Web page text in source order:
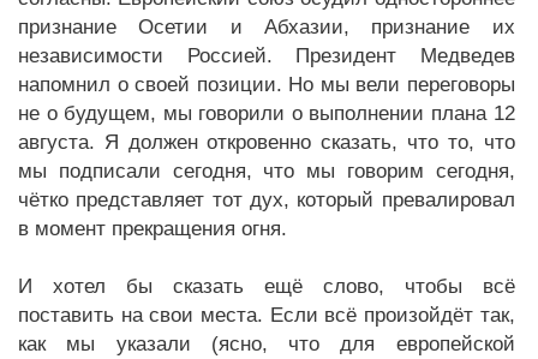
признание Осетии и Абхазии, признание их
независимости Россией. Президент Медведев
напомнил о своей позиции. Но мы вели переговоры
не о будущем, мы говорили о выполнении плана 12
августа. Я должен откровенно сказать, что то, что
мы подписали сегодня, что мы говорим сегодня,
чётко представляет тот дух, который превалировал
в момент прекращения огня.
И хотел бы сказать ещё слово, чтобы всё
поставить на свои места. Если всё произойдёт так,
как мы указали (ясно, что для европейской